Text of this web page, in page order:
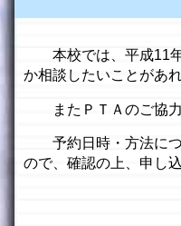
本校では、平成11
か相談したいことがあ
またＰＴＡのご協
予約日時・方法に
ので、確認の上、申し